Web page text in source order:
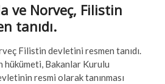
ve Norveç, Filistin
tanıdı.
Filistin devletini resmen tanıdı.
hükümeti, Bakanlar Kurulu
resmi olarak tanınması